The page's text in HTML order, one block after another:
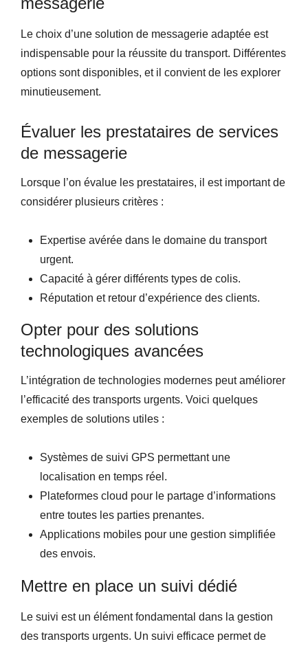
Le choix d’une solution de messagerie adaptée est
indispensable pour la réussite du transport. Différentes
options sont disponibles, et il convient de les explorer
minutieusement.
Évaluer les prestataires de services
de messagerie
Lorsque l’on évalue les prestataires, il est important de
considérer plusieurs critères :
Expertise avérée dans le domaine du transport
urgent.
Capacité à gérer différents types de colis.
Réputation et retour d’expérience des clients.
Opter pour des solutions
technologiques avancées
L’intégration de technologies modernes peut améliorer
l’efficacité des transports urgents. Voici quelques
exemples de solutions utiles :
Systèmes de suivi GPS permettant une
localisation en temps réel.
Plateformes cloud pour le partage d’informations
entre toutes les parties prenantes.
Applications mobiles pour une gestion simplifiée
des envois.
Mettre en place un suivi dédié
Le suivi est un élément fondamental dans la gestion
des transports urgents. Un suivi efficace permet de